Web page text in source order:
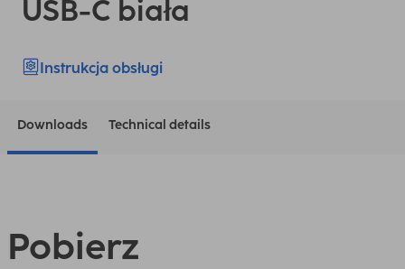
USB-C biała
Instrukcja obsługi
Downloads Technical details
Pobierz